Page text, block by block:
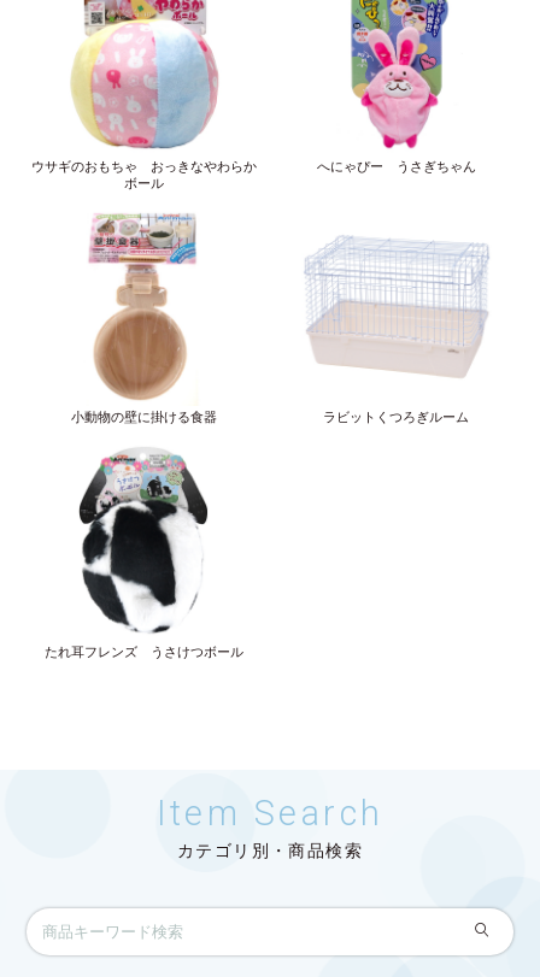
ウサギのおもちゃ おっきなやわらか
ボール
へにゃぴー うさぎちゃん
小動物の壁に掛ける食器 ラビットくつろぎルーム
たれ耳フレンズ うさけつボール
Item Search
カテゴリ別・商品検索